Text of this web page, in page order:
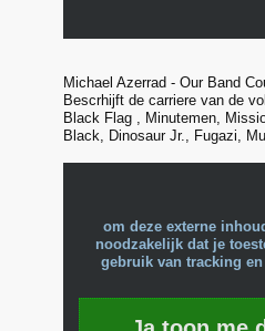
Michael Azerrad - Our Band
Bescrhijft de carriere van de
Black Flag , Minutemen,
Black, Dinosaur Jr., Fugazi,
om deze externe
noodzakelijk dat je
gebruik van tracking